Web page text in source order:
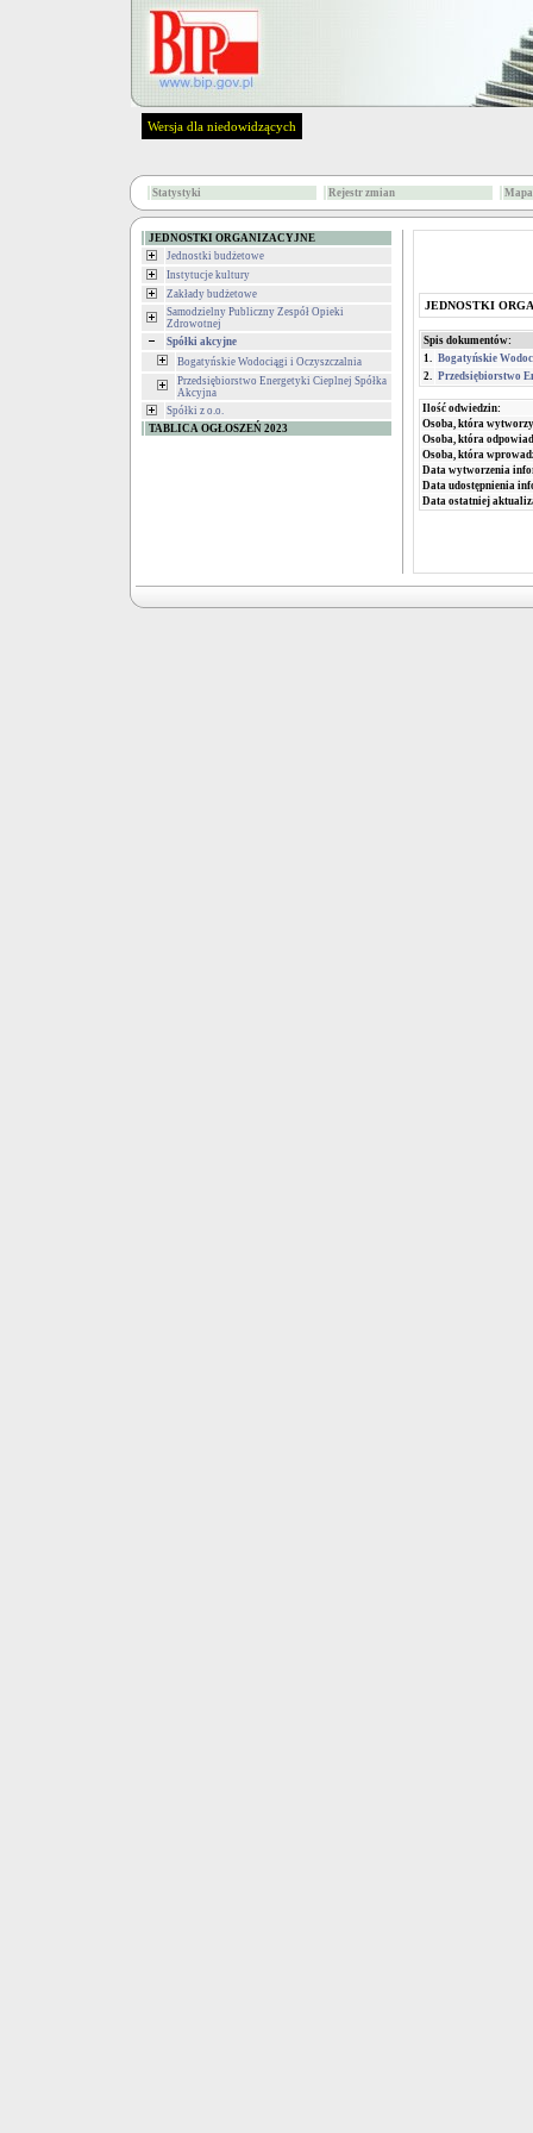
Wersja dla niedowidzących
Statystyki Rejestr zmian
JEDNOSTKI ORGANIZACYJNE
Jednostki budżetowe
Instytucje kultury
Zakłady budżetowe
Samodzielny Publiczny Zespół Opieki
Zdrowotnej
Spółki akcyjne
Bogatyńskie Wodociągi i Oczyszczalnia
Przedsiębiorstwo Energetyki Cieplnej Spółka
Akcyjna
Spółki z o.o.
TABLICA OGŁOSZEŃ 2023
JEDNOSTKI
Spis dokumentów:
1. Bogatyńskie
2. Przedsiębiorstwo
Ilość odwiedzin:
Osoba, która
Osoba, która
Osoba, która
Data wytworzenia
Data udostępnienia
Data ostatniej